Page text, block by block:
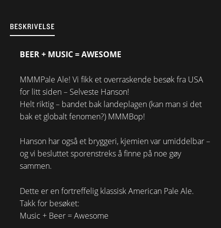
BESKRIVELSE
BEER + MUSIC = AWESOME
MMMPale Ale! Vi fikk et overraskende besøk fra USA
for litt siden – Selveste Hanson!
Helt riktig – bandet bak landeplagen (kan man si det
bak et globalt fenomen?) MMMBop!
Hanson har også et bryggeri, kjemien var umiddelbar –
og vi besluttet sporenstreks å finne på noe gøy
sammen.
Dette er en fortreffelig klassisk American Pale Ale.
Takk for besøket:
Music + Beer = Awesome